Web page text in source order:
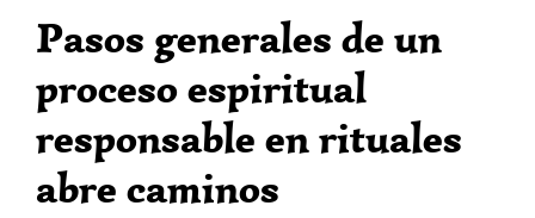
Pasos generales de un
proceso espiritual
responsable en rituales
abre caminos